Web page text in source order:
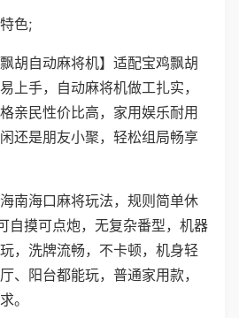
色;
飘胡自动麻将机】适配宝鸡飘胡
上手，自动麻将机做工扎实，
亲民性价比高，家用娱乐耐用
还是朋友小聚，轻松组局畅享
南海口麻将玩法，规则简单休
自摸可点炮，无复杂番型，机器
，洗牌流畅，不卡顿，机身轻
、阳台都能玩，普通家用款，
。